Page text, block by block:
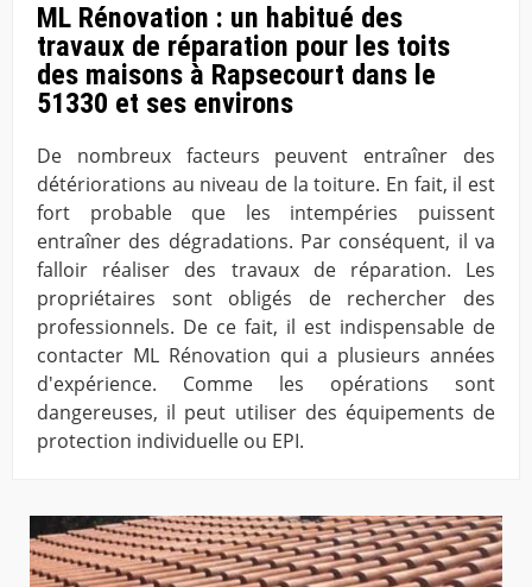
ML Rénovation : un habitué des
travaux de réparation pour les toits
des maisons à Rapsecourt dans le
51330 et ses environs
De nombreux facteurs peuvent entraîner des
détériorations au niveau de la toiture. En fait, il est
fort probable que les intempéries puissent
entraîner des dégradations. Par conséquent, il va
falloir réaliser des travaux de réparation. Les
propriétaires sont obligés de rechercher des
professionnels. De ce fait, il est indispensable de
contacter ML Rénovation qui a plusieurs années
d'expérience. Comme les opérations sont
dangereuses, il peut utiliser des équipements de
protection individuelle ou EPI.